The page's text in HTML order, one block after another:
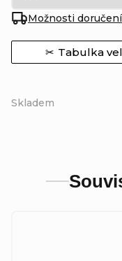
Skladem
Možnosti doručení
Tabulka